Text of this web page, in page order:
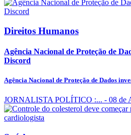
Direitos Humanos
Agência Nacional de Proteção de
Discord
Agência Nacional de Proteção de Dados
JORNALISTA POLÍTICO :... - 08 de